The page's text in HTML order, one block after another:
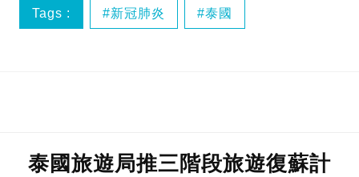
Tags : 新冠肺炎 泰國
泰國旅遊局推三階段旅遊復蘇計